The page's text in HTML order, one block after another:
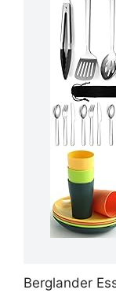
Berglander